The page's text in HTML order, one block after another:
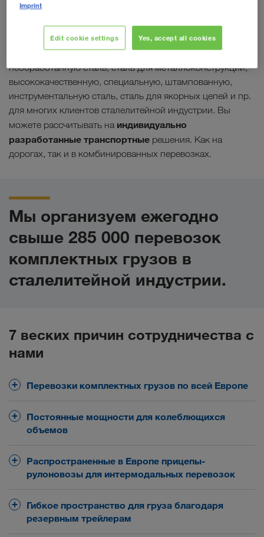
повысить безопасность грузов. Выбрав компанию
LKW WALTER, вы будете на верном пути.
Компания LKW WALTER транспортирует
необработанную сталь, сталь для металлоконструкций,
высококачественную, специальную, штампованную,
инструментальную сталь, сталь для якорных цепей и пр.
для многих клиентов сталелитейной индустрии. Вы
можете рассчитывать на индивидуально
разработанные транспортные решения. Как на
дорогах, так и в комбинированных перевозках.
Мы организуем ежегодно
свыше 285 000 перевозок
комплектных грузов в
сталелитейной индустрии.
7 веских причин сотрудничества с
нами
Перевозки комплектных грузов по всей Европе
партнеров по перевозкам, мы организуем
Проволока, листы, трубы, высококачественная
инструментальная сталь и т. д. – мы
транспортируем самые различные виды стали.
Постоянные мощности для колеблющихся
объемов
транспортом мы используем обычно
тентованные полуприцепы 13,6 м (фургон с
мегатрейлер). Имея свою гибкую сеть
партнеров по перевозкам, мы можем
Распространенные в Европе прицепы-
рулоновозы для интермодальных перевозок
Компания LKW WALTER соединяет важные
Гибкое пространство для груза благодаря
резервным трейлерам
Imprint
Edit cookie settings Yes, accept all cookies